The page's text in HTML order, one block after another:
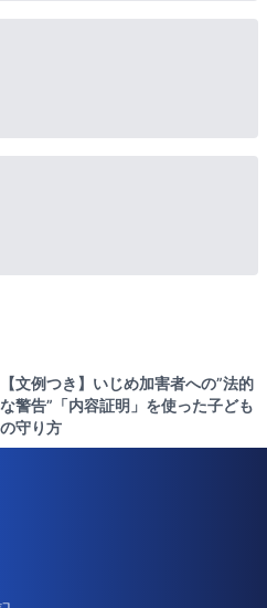
【文例つき】いじめ加害者への”法的
な警告”「内容証明」を使った子ども
の守り方